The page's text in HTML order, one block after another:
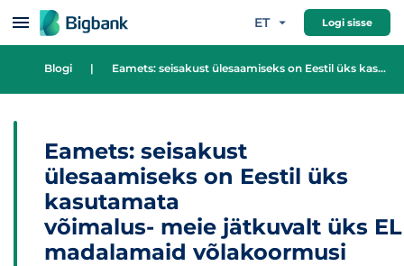
Hüppa sisu juurde ET Logi sisse
Blogi | Eamets: seisakust ülesaamiseks on Eestil üks kasutamata võimalus- meie jätkuvalt üks EL madalamaid võlakoormusi
Eamets: seisakust
ülesaamiseks on Eestil üks
kasutamata
võimalus- meie jätkuvalt üks EL
madalamaid võlakoormusi